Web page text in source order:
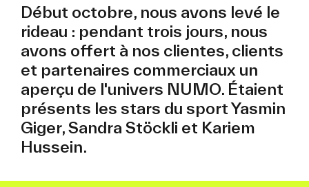
Début octobre, nous avons levé le
rideau : pendant trois jours, nous
avons offert à nos clientes, clients
et partenaires commerciaux un
aperçu de l'univers NUMO. Étaient
présents les stars du sport Yasmin
Giger, Sandra Stöckli et Kariem
Hussein.